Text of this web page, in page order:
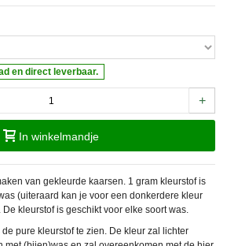
en direct leverbaar.
+
In winkelmandje
van gekleurde kaarsen. 1 gram kleurstof is
(uiteraard kan je voor een donkerdere kleur
kleurstof is geschikt voor elke soort was.
pure kleurstof te zien. De kleur zal lichter